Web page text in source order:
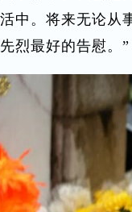
中。将来无论从
烈最好的告慰。”